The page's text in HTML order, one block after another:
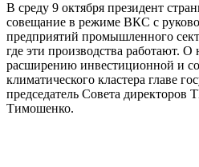
В среду 9 октября президент
совещание в режиме ВКС с
предприятий промышленного
где эти производства работают.
расширению инвестиционной и
климатического кластера главе
председатель Совета
Тимошенко.